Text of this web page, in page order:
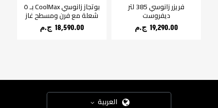
فريزر زانوسي 385 لتر
ديفروست
19,290.00 ج.م‏
بوتجاز زانوسي CoolMax بـ ٥
شعلة مع فرن ومسطح غاز
18,590.00 ج.م‏
العربية